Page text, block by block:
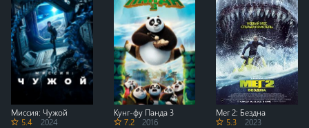
Миссия: Чужой
5.4
2024
Кунг-фу Панда 3
7.2
2016
Мег 2: Бездна
5.3
2023